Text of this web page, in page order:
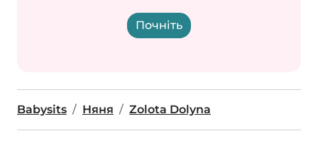
Почніть
Babysits Няня Zolota Dolyna